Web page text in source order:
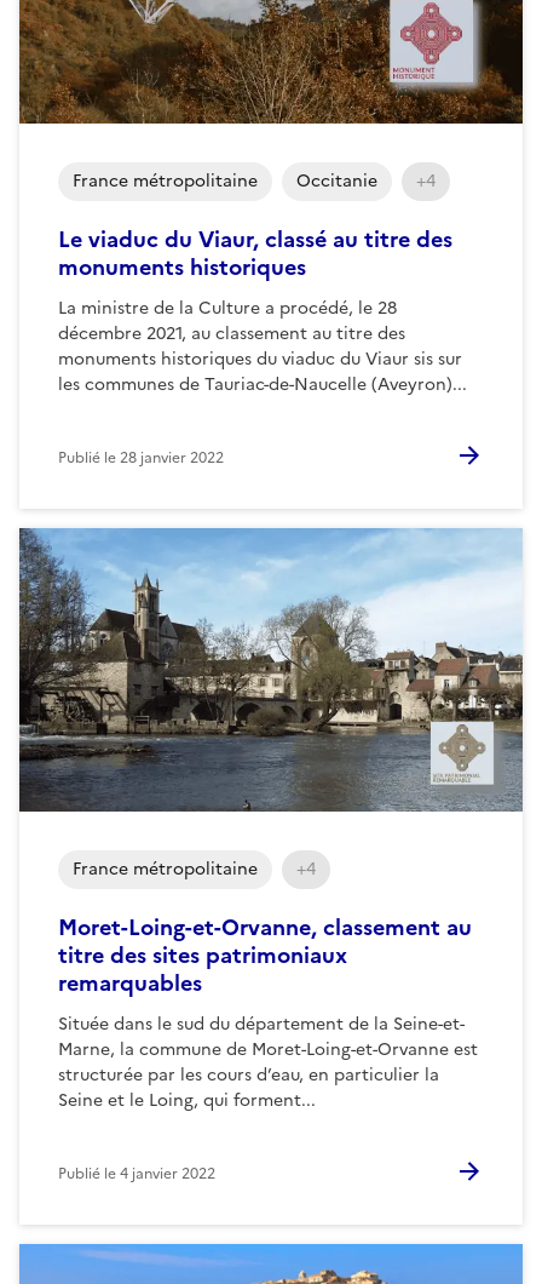
Le viaduc du Viaur, classé au titre des
monuments historiques
La ministre de la Culture a procédé, le 28
décembre 2021, au classement au titre des
monuments historiques du viaduc du Viaur sis sur
les communes de Tauriac-de-Naucelle (Aveyron)...
France métropolitaine Occitanie +4
Publié le28 janvier 2022
Moret-Loing-et-Orvanne, classement au
titre des sites patrimoniaux
remarquables
Située dans le sud du département de la Seine-et-
Marne, la commune de Moret-Loing-et-Orvanne est
structurée par les cours d’eau, en particulier la
Seine et le Loing, qui forment...
France métropolitaine +4
Publié le4 janvier 2022